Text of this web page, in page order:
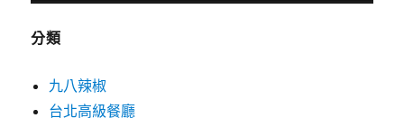
分類
九八辣椒
台北高級餐廳